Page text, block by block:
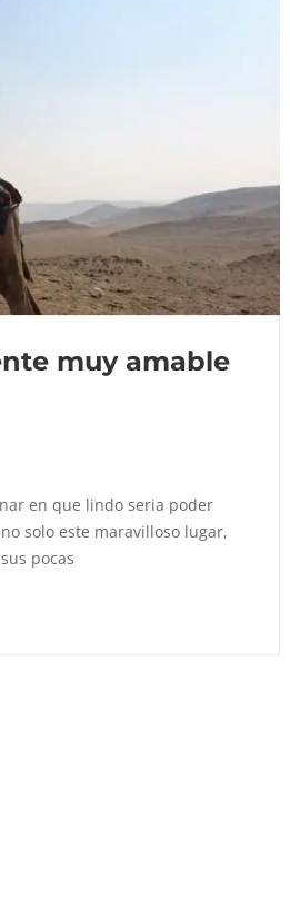
muy amable
en que lindo seria poder
solo este maravilloso lugar,
pocas